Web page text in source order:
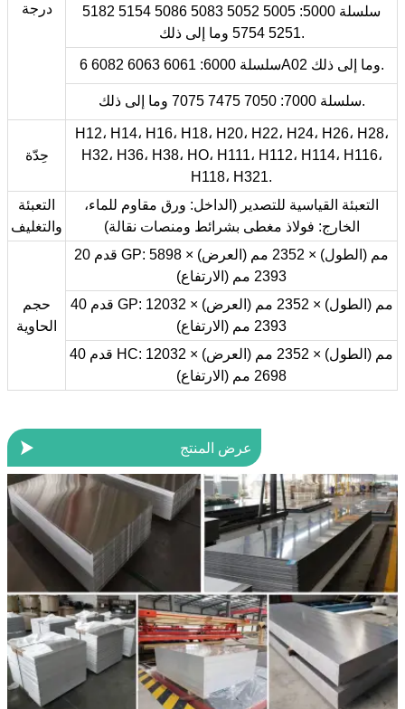
درجة
سلسلة 5000: 5005 5052 5083 5086 5154 5182
5251 5754 وما إلى ذلك.
سلسلة 6000: 6061 6063 6082 6A02 وما إلى ذلك.
سلسلة 7000: 7050 7475 7075 وما إلى ذلك.
حِدّة
H12، H14، H16، H18، H20، H22، H24، H26، H28،
H32، H36، H38، HO، H111، H112، H114، H116،
H118، H321.
التعبئة
والتغليف
التعبئة القياسية للتصدير (الداخل: ورق مقاوم للماء،
الخارج: فولاذ مغطى بشرائط ومنصات نقالة)
حجم
الحاوية
20 قدم GP: 5898 مم (الطول) × 2352 مم (العرض) ×
2393 مم (الارتفاع)
40 قدم GP: 12032 مم (الطول) × 2352 مم (العرض) ×
2393 مم (الارتفاع)
40 قدم HC: 12032 مم (الطول) × 2352 مم (العرض) ×
2698 مم (الارتفاع)
 عرض المنتج